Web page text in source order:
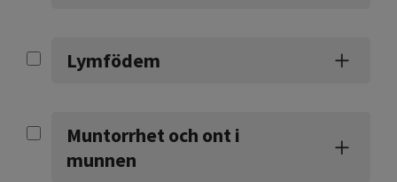
Lymfödem
Muntorrhet och ont i
munnen